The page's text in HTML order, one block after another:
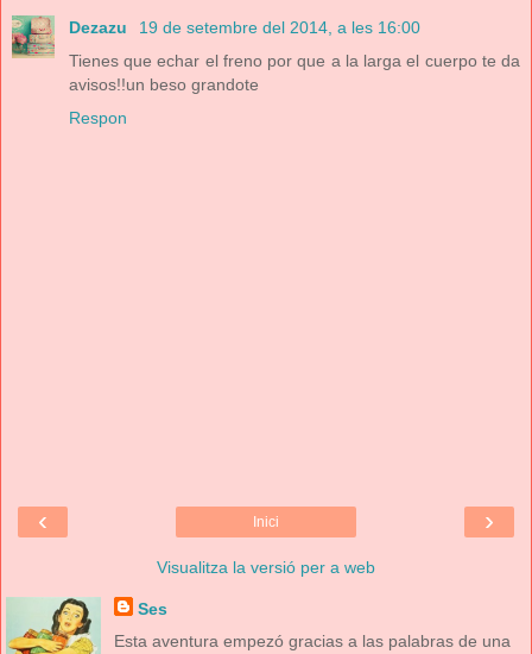
Dezazu
19 de setembre del 2014, a les 16:00
Tienes que echar el freno por que a la larga el cuerpo te da
avisos!!un beso grandote
Respon
‹ ›
Inici
Visualitza la versió per a web
Ses
Esta aventura empezó gracias a las palabras de una